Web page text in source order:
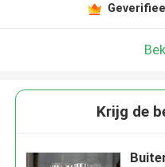
Krijg de